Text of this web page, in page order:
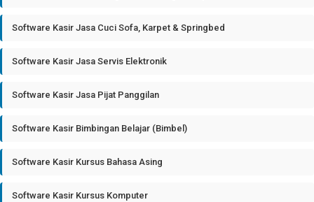
Software Kasir Jasa Cuci Sofa, Karpet & Springbed
Software Kasir Jasa Servis Elektronik
Software Kasir Jasa Pijat Panggilan
Software Kasir Bimbingan Belajar (Bimbel)
Software Kasir Kursus Bahasa Asing
Software Kasir Kursus Komputer